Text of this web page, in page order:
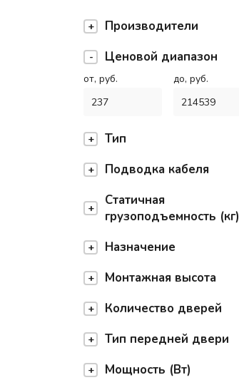
Производители
Ценовой диапазон
от, руб. до, руб.
Тип
Подводка кабеля
Статичная
грузоподъемность (кг)
Назначение
Монтажная высота
Количество дверей
Тип передней двери
Мощность (Вт)